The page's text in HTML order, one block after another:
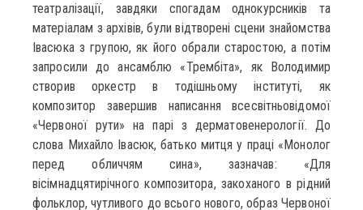
театралізації, завдяки спогадам однокурсників та
матеріалам з архівів, були відтворені сцени знайомства
Івасюка з групою, як його обрали старостою, а потім
запросили до ансамблю «Трембіта», як Володимир
створив оркестр в тодішньому інституті, як
композитор завершив написання всесвітньовідомої
«Червоної рути» на парі з дерматовенерології. До
слова Михайло Івасюк, батько митця у праці «Монолог
перед обличчям сина», зазначав: «Для
вісімнадцятирічного композитора, закоханого в рідний
фольклор, чутливого до всього нового, образ Червоної